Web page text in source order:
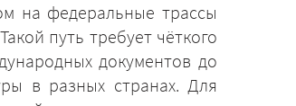
на федеральные трассы
путь требует чёткого
документов до
в разных странах. Для